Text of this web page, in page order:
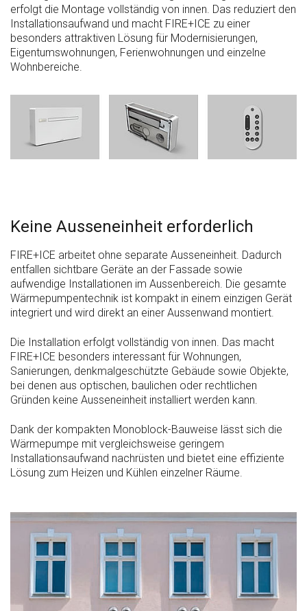
erfolgt die Montage vollständig von innen. Das reduziert den
Installationsaufwand und macht FIRE+ICE zu einer
besonders attraktiven Lösung für Modernisierungen,
Eigentumswohnungen, Ferienwohnungen und einzelne
Wohnbereiche.
Keine Ausseneinheit erforderlich
FIRE+ICE arbeitet ohne separate Ausseneinheit. Dadurch
entfallen sichtbare Geräte an der Fassade sowie
aufwendige Installationen im Aussenbereich. Die gesamte
Wärmepumpentechnik ist kompakt in einem einzigen Gerät
integriert und wird direkt an einer Aussenwand montiert.
Die Installation erfolgt vollständig von innen. Das macht
FIRE+ICE besonders interessant für Wohnungen,
Sanierungen, denkmalgeschützte Gebäude sowie Objekte,
bei denen aus optischen, baulichen oder rechtlichen
Gründen keine Ausseneinheit installiert werden kann.
Dank der kompakten Monoblock-Bauweise lässt sich die
Wärmepumpe mit vergleichsweise geringem
Installationsaufwand nachrüsten und bietet eine effiziente
Lösung zum Heizen und Kühlen einzelner Räume.